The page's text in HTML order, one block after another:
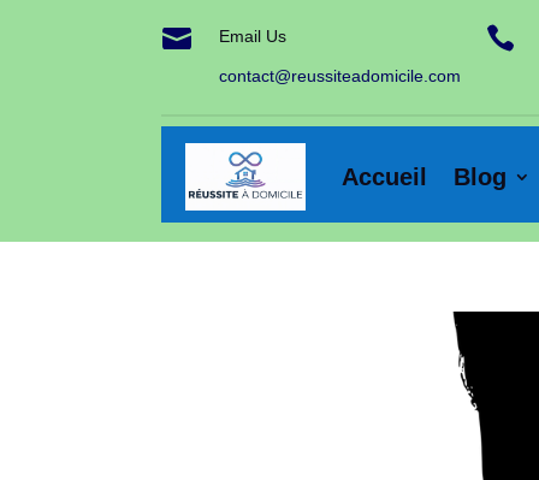
 Email Us
contact@reussiteadomicile.com

Accueil Blog